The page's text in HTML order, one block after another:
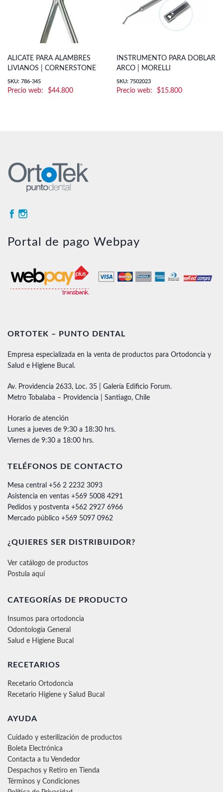
ALICATE PARA ALAMBRES
LIVIANOS | CORNERSTONE
SKU: 786-345
$44.800
INSTRUMENTO PARA DOBLAR
ARCO | MORELLI
SKU: 7502023
$15.800
Portal de pago Webpay
ORTOTEK – PUNTO DENTAL
Empresa especializada en la venta de productos para Ortodoncia y
Salud e Higiene Bucal.
Av. Providencia 2633, Loc. 35 | Galería Edificio Forum.
Metro Tobalaba – Providencia | Santiago, Chile
Horario de atención
Lunes a jueves de 9:30 a 18:30 hrs.
Viernes de 9:30 a 18:00 hrs.
TELÉFONOS DE CONTACTO
Mesa central +56 2 2232 3093
Asistencia en ventas +569 5008 4291
Pedidos y postventa +562 2927 6966
Mercado público +569 5097 0962
¿QUIERES SER DISTRIBUIDOR?
Ver catálogo de productos
Postula aquí
CATEGORÍAS DE PRODUCTO
Insumos para ortodoncia
Odontología General
Salud e Higiene Bucal
RECETARIOS
Recetario Ortodoncia
Recetario Higiene y Salud Bucal
AYUDA
Cuidado y esterilización de productos
Boleta Electrónica
Contacta a tu Vendedor
Despachos y Retiro en Tienda
Términos y Condiciones